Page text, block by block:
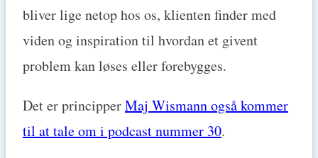
bliver lige netop hos os, klienten finder med
viden og inspiration til hvordan et givent
problem kan løses eller forebygges.
Det er principperMaj Wismann også kommer
til at tale om i podcast nummer 30.